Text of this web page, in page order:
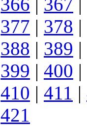
377 | 378 |
388 | 389 |
399 | 400 |
410 | 411 |
421